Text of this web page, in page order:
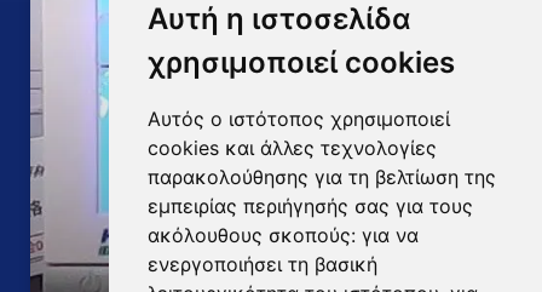
Αυτή η ιστοσελίδα
χρησιμοποιεί cookies
Αυτός ο ιστότοπος χρησιμοποιεί
cookies και άλλες τεχνολογίες
παρακολούθησης για τη βελτίωση της
εμπειρίας περιήγησής σας για τους
ακόλουθους σκοπούς: για να
ενεργοποιήσει τη βασική